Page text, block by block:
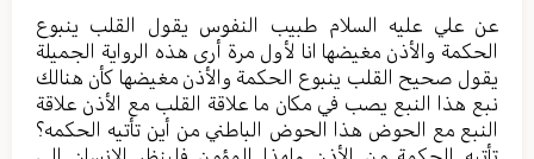
عن علي عليه السلام طبيب النفوس يقول القلب ينبوع
الحكمة والأذن مغيضها انا لأول مرة أرى هذه الرواية الجميلة
يقول صحيح القلب ينبوع الحكمة والأذن مغيضها كأن هنالك
نبع هذا النبع يصب في مكان ما علاقة القلب مع الأذن علاقة
النبع مع الحوض هذا الحوض الباطني من أين تأتيه الحكمه؟